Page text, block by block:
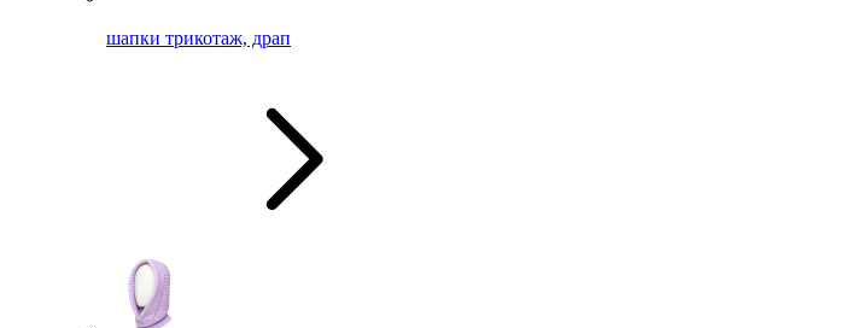
шапки трикотаж, драп